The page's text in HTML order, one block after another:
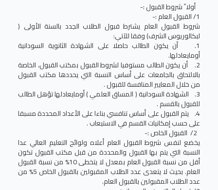
أولا ً شروط القبول :-
1/ القبول العام :-
شروط القبول العام يشترط قبول الطلاب الجدد بالسنة الأولى (
لبكالوريوس الشرف) وفقا للآتي:
1. أن يكون الطالب حاصلا على الشهادة الثانوية السودانية
أومايعادلها.
2. أن يكون الطالب مستوفيا لشروط القبول بمكتب القبول، الخاصة
بالالتحاق بالجامعات على أساس النسبة التي يحددها مكتب القبول
من خلال المعايير المنافسة للقبول .
3. الشهادة السودانية ( المساق العلمي ) أومايعادلها تؤهل الطالب
للقبول بالقسم .
4. يتم القبول على أساس تنافسي بناءا على الأعداد المحددة مسبقا
على حسب إمكانيات القسم في الاستيعاب .
2/ القبول الخاص :-
يخضع لنفس شروط القبول العام أعلاه ولوائح التعليم العالي عدا
النسبة التي يتم بها القبول والمحددة من قبل مكتب القبول تكون
أقل من نسبة القبول العام بمعدل لا يتخطى 10% من نسبة القبول
العام. بحيث لا يتعدى عدد الطلاب المقبولين بالقبول الخاص 5% من
عدد الطلاب المقبولين بالقبول العام.